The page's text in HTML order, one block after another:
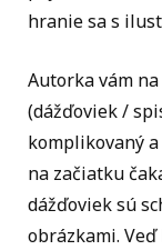
hranie sa s
Autorka vám
(dážďoviek /
komplikovaný
na začiatku
dážďoviek sú
obrázkami.